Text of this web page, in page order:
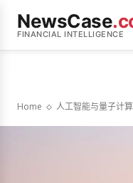
NewsCase
FINANCIAL INTELLIGENCE
Home 人工智能与量子计算